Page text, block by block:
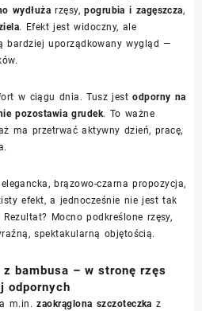
wydłuża rzęsy,pogrubia i zagęszcza,
. Efekt jest widoczny, ale
bardziej uporządkowany wygląd —
w ciągu dnia. Tusz jestodporny na
pozostawia grudek. To ważne
ma przetrwać aktywny dzień, pracę,
brązowo-czarna propozycja,
efekt, a jednocześnie nie jest tak
Mocno podkreślone rzęsy,
spektakularną objętością.
bambusa – w stronę rzęs
odpornych
m.in.zaokrąglona szczoteczka z